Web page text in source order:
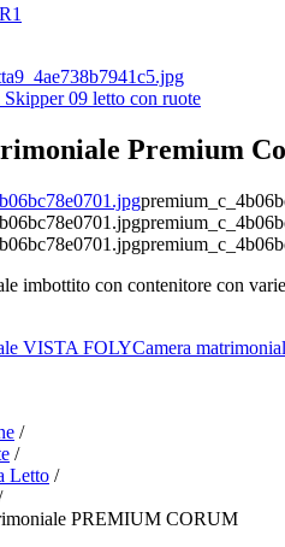
Skipper 09 letto con ruote
Premium
imbottito con contenitore con
VISTA FOLYCamera
/
/
Letto /
PREMIUM CORUM